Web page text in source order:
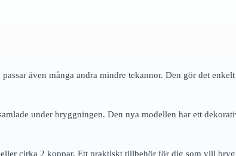
även många andra mindre tekannor. Den gör det
under bryggningen. Den nya modellen har ett
cirka 2 koppar. Ett praktiskt tillbehör för dig som vill